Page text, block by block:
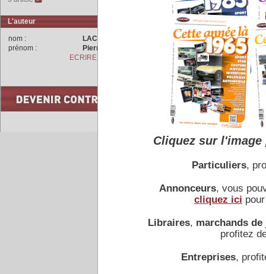
L'auteur
nom :
LACHET
prénom :
Pierre
ECRIRE A L'AUTEUR
avec en complément, le
conjointement parDelco
amortisseurs selon le
Originalité, les jantes
d’aubages inversés pour
COMMENTAIRES
Accueil Conseiller à un
Cliquez sur
Particuliers,
Annonceurs, vous
cliquez ici
Libraires, marchands de
profitez
Entreprises,